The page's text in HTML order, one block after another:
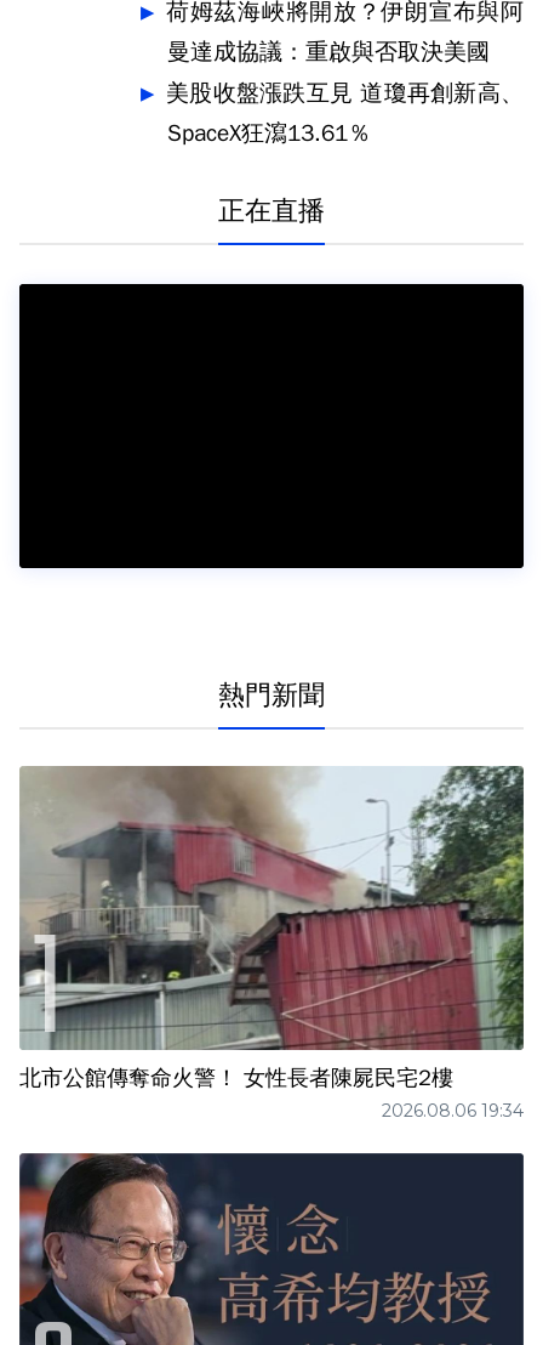
荷姆茲海峽將開放？伊朗宣布與阿
曼達成協議：重啟與否取決美國
美股收盤漲跌互見 道瓊再創新高、
SpaceX狂瀉13.61％
正在直播
熱門新聞
北市公館傳奪命火警！ 女性長者陳屍民宅2樓
2026.08.06 19:34